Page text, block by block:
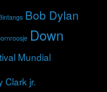
Bob Dylan
Down
Mundial
Clark jr.